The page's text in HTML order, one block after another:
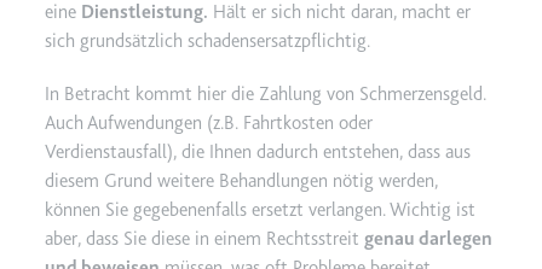
eine Dienstleistung. Hält er sich nicht daran, macht er
sich grundsätzlich schadensersatzpflichtig.
In Betracht kommt hier die Zahlung von Schmerzensgeld.
Auch Aufwendungen (z.B. Fahrtkosten oder
Verdienstausfall), die Ihnen dadurch entstehen, dass aus
diesem Grund weitere Behandlungen nötig werden,
können Sie gegebenenfalls ersetzt verlangen. Wichtig ist
aber, dass Sie diese in einem Rechtsstreit genau darlegen